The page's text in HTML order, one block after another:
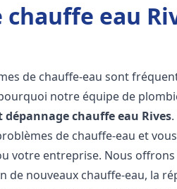
eau
de chauffe-eau sont
notre équipe de
chauffe eau Rives
de chauffe-eau et
votre entreprise. Nous
de nouveaux chauffe-eau, la